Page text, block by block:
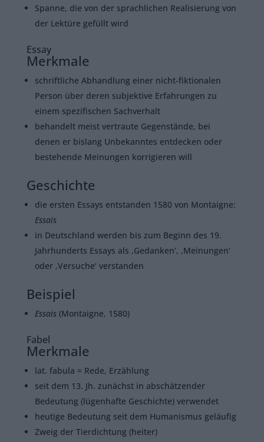
Spanne, die von der sprachlichen Realisierung von
der Lektüre gefüllt wird
Essay
Merkmale
schriftliche Abhandlung einer nicht-fiktionalen
Person über deren subjektive Erfahrungen zu
einem spezifischen Sachverhalt
behandelt meist vertraute Gegenstände, bei
denen er bislang Unbekanntes entdecken oder
bestehende Meinungen korrigieren will
Geschichte
die ersten Essays entstanden 1580 von Montaigne:
Essais
in Deutschland werden bis zum Beginn des 19.
Jahrhunderts Essays als ‚Gedanken‘, ‚Meinungen‘
oder ‚Versuche‘ verstanden
Beispiel
Essais(Montaigne, 1580)
Fabel
Merkmale
lat. fabula = Rede, Erzählung
seit dem 13. Jh. zunächst in abschätzender
Bedeutung (lügenhafte Geschichte) verwendet
heutige Bedeutung seit dem Humanismus geläufig
Zweig der Tierdichtung (heiter)